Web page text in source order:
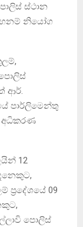
ස්ථාන
නියෝග
ආර්.
පාර්ලිමෙන්තු
අධිකරණ
12
ප්‍රදේශයේ 09
පොලිස්